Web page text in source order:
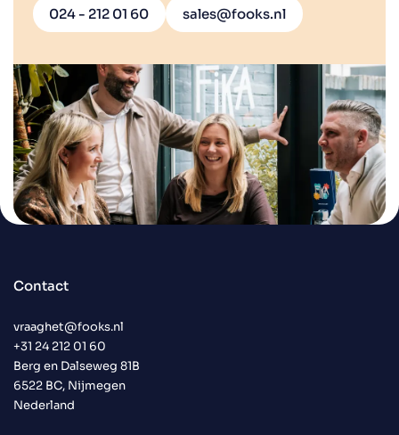
024 - 212 01 60 sales@fooks.nl
Contact
vraaghet@fooks.nl
+31 24 212 01 60
Berg en Dalseweg 81B
6522 BC, Nijmegen
Nederland